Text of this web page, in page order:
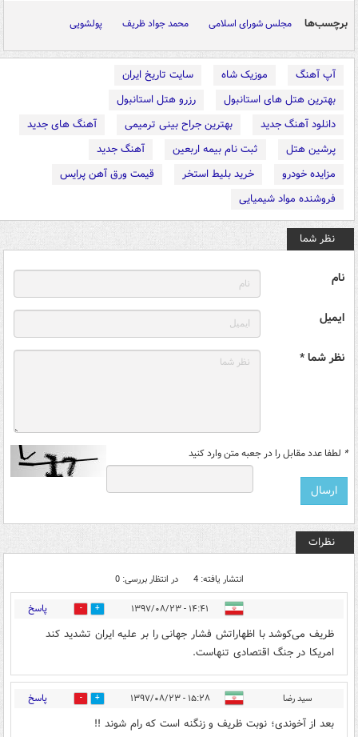
برچسب‌ها مجلس شورای اسلامی محمد جواد ظریف پولشویی
آپ آهنگ موزیک شاه
سایت تاریخ ایران
بهترین هتل های استانبول
رزرو هتل استانبول
دانلود آهنگ جدید
بهترین جراح بینی ترمیمی
آهنگ های جدید
پرشین هتل
ثبت نام بیمه اربعین
آهنگ جدید
مزایده خودرو
خرید بلیط استخر
قیمت ورق آهن پرایس
فروشنده مواد شیمیایی
نظر شما
نام
ایمیل
نظر شما *
* لطفا عدد مقابل را در جعبه متن وارد کنید
نظرات
انتشار یافته: 4 در انتظار بررسی: 0
۱۴:۴۱ - ۱۳۹۷/۰۸/۲۳ 12 پاسخ
ظریف می‌کوشد با اظهاراتش فشار جهانی را بر علیه ایران تشدید کند
امریکا در جنگ اقتصادی تنهاست.
سید رضا ۱۵:۲۸ - ۱۳۹۷/۰۸/۲۳ 11 پاسخ
بعد از آخوندی؛ نوبت ظریف و زنگنه است که رام شوند !!